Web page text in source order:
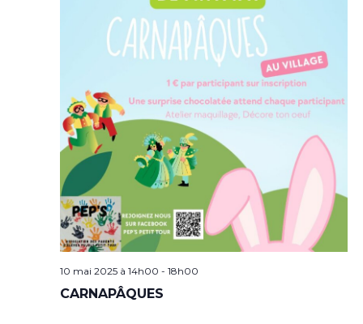
10 mai 2025 à 14h00 - 18h00
CARNAPÂQUES